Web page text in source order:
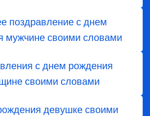
поздравление с днем
мужчине своими словами
с днем рождения
своими словами
девушке своими